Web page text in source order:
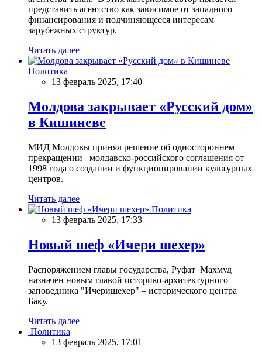
представить агентство как зависимое от западного
финансирования и подчиняющееся интересам
зарубежных структур.
Читать далее
Политика
13 февраль 2025, 17:40
Молдова закрывает «Русский дом»
в Кишиневе
МИД Молдовы принял решение об одностороннем
прекращении молдавско-российского соглашения от
1998 года о создании и функционировании культурных
центров.
Читать далее
Политика
13 февраль 2025, 17:33
Новый шеф «Ичери шехер»
Распоряжением главы государства, Руфат Махмуд
назначен новым главой историко-архитектурного
заповедника "Ичеришехер" – исторического центра
Баку.
Читать далее
Политика
13 февраль 2025, 17:01